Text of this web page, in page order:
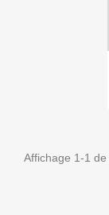
Affichage 1-1